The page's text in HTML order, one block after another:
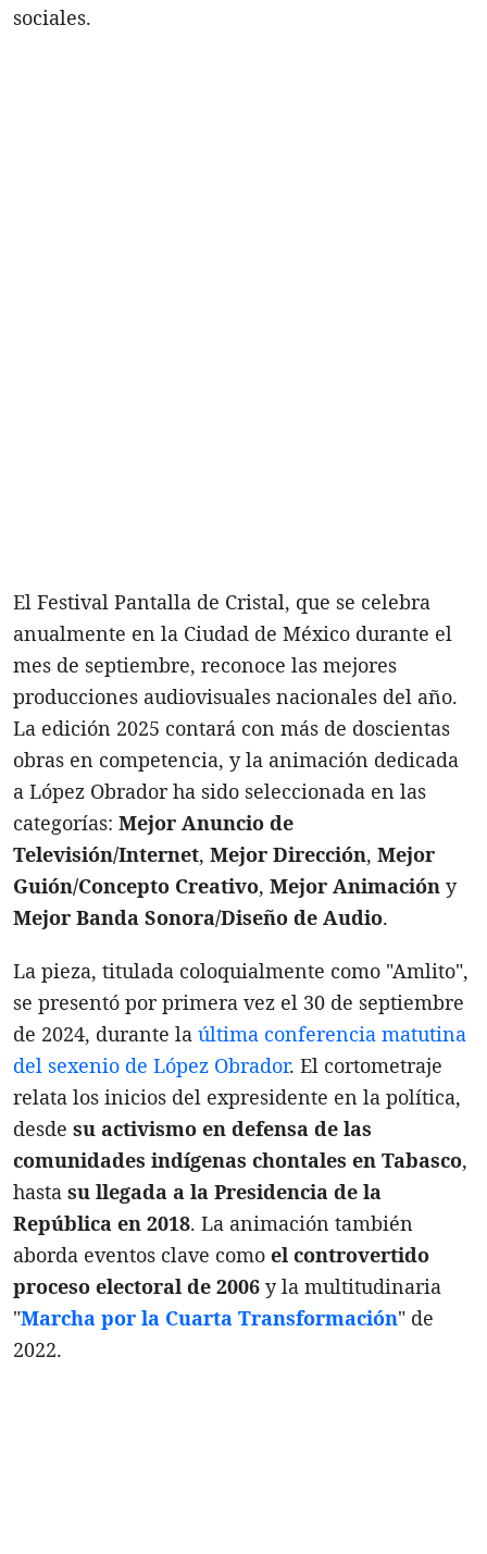
sociales.
El Festival Pantalla de Cristal, que se celebra
anualmente en la Ciudad de México durante el
mes de septiembre, reconoce las mejores
producciones audiovisuales nacionales del año.
La edición 2025 contará con más de doscientas
obras en competencia, y la animación dedicada
a López Obrador ha sido seleccionada en las
categorías: Mejor Anuncio de
Televisión/Internet, Mejor Dirección, Mejor
Guión/Concepto Creativo, Mejor Animación y
Mejor Banda Sonora/Diseño de Audio.
La pieza, titulada coloquialmente como "Amlito",
se presentó por primera vez el 30 de septiembre
de 2024, durante la última conferencia matutina
del sexenio de López Obrador. El cortometraje
relata los inicios del expresidente en la política,
desde su activismo en defensa de las
comunidades indígenas chontales en Tabasco,
hasta su llegada a la Presidencia de la
República en 2018. La animación también
aborda eventos clave como el controvertido
proceso electoral de 2006 y la multitudinaria
"Marcha por la Cuarta Transformación" de
2022.